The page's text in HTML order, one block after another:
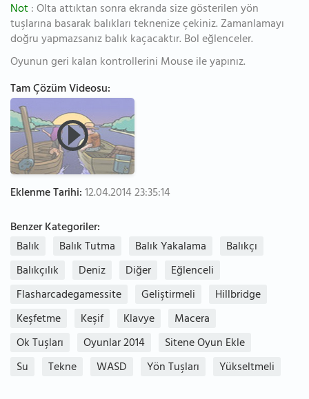
Not: Olta attıktan sonra ekranda size gösterilen yön
tuşlarına basarak balıkları teknenize çekiniz. Zamanlamayı
doğru yapmazsanız balık kaçacaktır. Bol eğlenceler.
Oyunun geri kalan kontrollerini Mouse ile yapınız.
Tam Çözüm Videosu:
Eklenme Tarihi:12.04.2014 23:35:14
Benzer Kategoriler:
Balık
Balık Tutma Balık Yakalama
Balıkçı
Balıkçılık
Deniz Diğer
Eğlenceli
Flasharcadegamessite
Geliştirmeli
Hillbridge
Keşfetme
Keşif Klavye
Macera
Ok Tuşları
Oyunlar 2014
Sitene Oyun Ekle
Su
Tekne WASD Yön Tuşları Yükseltmeli